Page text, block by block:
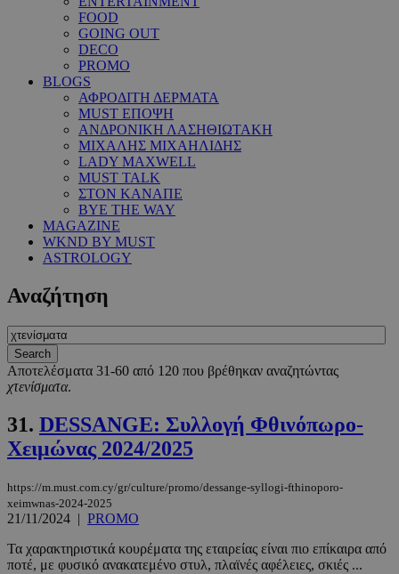
FOOD
GOING OUT
DECO
PROMO
BLOGS
ΑΦΡΟΔΙΤΗ ΔΕΡΜΑΤΑ
MUST ΕΠΟΨΗ
ΑΝΔΡΟΝΙΚΗ ΛΑΣΗΘΙΩΤΑΚΗ
ΜΙΧΑΛΗΣ ΜΙΧΑΗΛΙΔΗΣ
LADY MAXWELL
MUST TALK
ΣΤΟΝ ΚΑΝΑΠΕ
BYE THE WAY
MAGAZINE
WKND BY MUST
ASTROLOGY
Αναζήτηση
Αποτελέσματα 31-60 από 120 που βρέθηκαν αναζητώντας
χτενίσματα.
31. DESSANGE: Συλλογή Φθινόπωρο-
Χειμώνας 2024/2025
https://m.must.com.cy/gr/culture/promo/dessange-syllogi-fthinoporo-
xeimwnas-2024-2025
21/11/2024 | PROMO
Τα χαρακτηριστικά κουρέματα της εταιρείας είναι πιο επίκαιρα από
ποτέ, με φυσικό ανακατεμένο στυλ, πλαϊνές αφέλειες, σκιές ...